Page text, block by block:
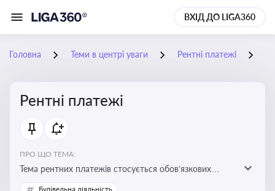
ВХІД ДО LIGA360
Головна Теми в центрі уваги Рентні платежі
Рентні платежі
ПРО ЩО ТЕМА:
Тема рентних платежів стосується обов’язкових
податкових зборів, які сплачуються за користування
Будівельна діяльність